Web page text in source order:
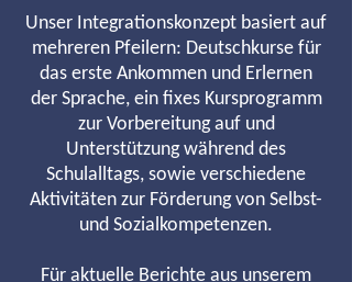
Unser Integrationskonzept basiert auf
mehreren Pfeilern: Deutschkurse für
das erste Ankommen und Erlernen
der Sprache, ein fixes Kursprogramm
zur Vorbereitung auf und
Unterstützung während des
Schulalltags, sowie verschiedene
Aktivitäten zur Förderung von Selbst-
und Sozialkompetenzen.
Für aktuelle Berichte aus unserem